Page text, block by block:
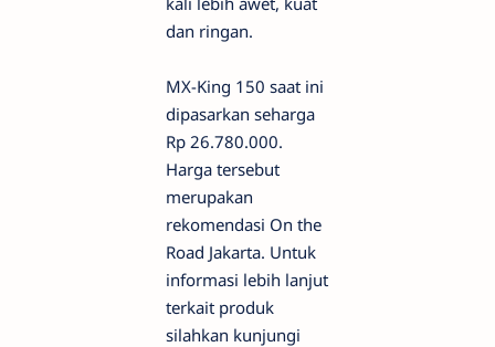
dan ringan.
MX-King 150 saat ini
dipasarkan seharga
Rp 26.780.000.
Harga tersebut
merupakan
rekomendasi On the
Road Jakarta. Untuk
informasi lebih lanjut
terkait produk
silahkan kunjungi